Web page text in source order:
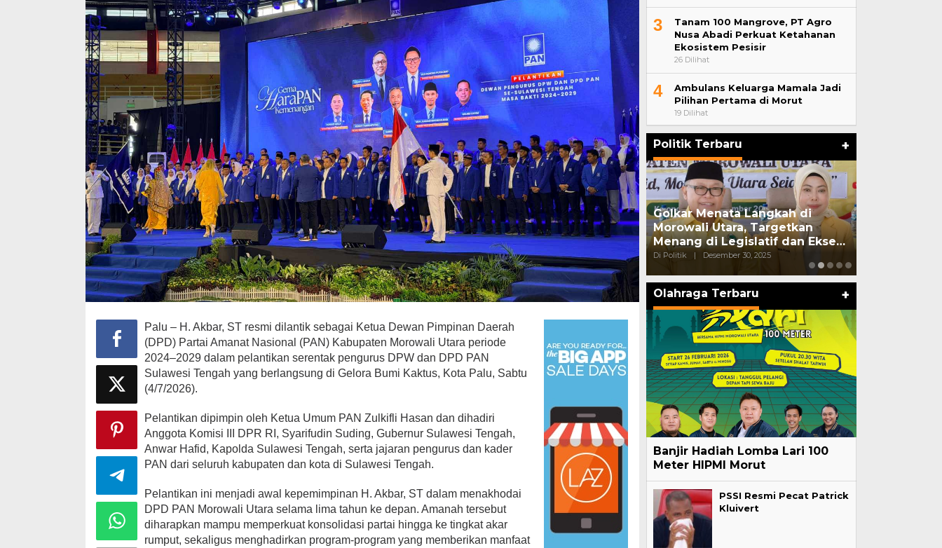
Palu – H. Akbar, ST resmi dilantik sebagai Ketua Dewan Pimpinan Daerah
(DPD) Partai Amanat Nasional (PAN) Kabupaten Morowali Utara periode
2024–2029 dalam pelantikan serentak pengurus DPW dan DPD PAN
Sulawesi Tengah yang berlangsung di Gelora Bumi Kaktus, Kota Palu, Sabtu
(4/7/2026).
Pelantikan dipimpin oleh Ketua Umum PAN Zulkifli Hasan dan dihadiri
Anggota Komisi III DPR RI, Syarifudin Suding, Gubernur Sulawesi Tengah,
Anwar Hafid, Kapolda Sulawesi Tengah, serta jajaran pengurus dan kader
PAN dari seluruh kabupaten dan kota di Sulawesi Tengah.
Pelantikan ini menjadi awal kepemimpinan H. Akbar, ST dalam menakhodai
DPD PAN Morowali Utara selama lima tahun ke depan. Amanah tersebut
diharapkan mampu memperkuat konsolidasi partai hingga ke tingkat akar
rumput, sekaligus menghadirkan program-program yang memberikan manfaat
3
Tanam 100 Mangrove, PT Agro
Nusa Abadi Perkuat Ketahanan
Ekosistem Pesisir
26 Dilihat
4
Ambulans Keluarga Mamala Jadi
Pilihan Pertama di Morut
19 Dilihat
Politik Terbaru +
Golkar Gelar Bimtek Tahap II,
Bahlil Tekankan Kader Harus
Peka Aspirasi Rakyat
Di Nasional, Politik, Politik Nasional |
September
24, 2025
Peringatan Keras Bahlil
Lahadalia Untuk Kader Partai
Golkar, Ibarat Striker, Tak…
Di Berita, Nasional, Politik | Februari 15, 2026
Golkar Menata Langkah di
Morowali Utara, Targetkan
Menang di Legislatif dan Ekse…
Di Politik | Desember 30, 2025
Olahraga Terbaru +
Banjir Hadiah Lomba Lari 100
Meter HIPMI Morut
PSSI Resmi Pecat Patrick
Kluivert